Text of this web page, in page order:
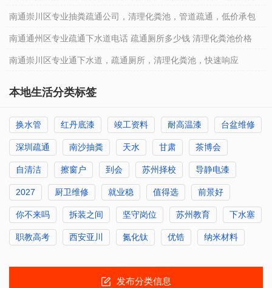
南通崇川区专业抽粪疏通公司，清理化粪池，管道疏通，低价承包
南通通州区专业疏通下水道电话 疏通厕所多少钱 清理化粪池价格
南通崇川区专业通下水道，疏通厕所，清理化粪池，快速响应
本地生活分类标签
换水管 红丹底漆 竣工资料 耐高温漆 台盆维修
深圳疏通 南沙抽粪 天水 甘肃 茶博会
自清洁 擦窗户 到会 苏州择校 导静电漆
2027 厨卫维修 就业稳 值得选 前景好
你不来吗 拆装之间 坚守岗位 苏州教育 下水塞
职教高考 西安亚川 氮化钛 优锆 纳米材料
发布分类信息